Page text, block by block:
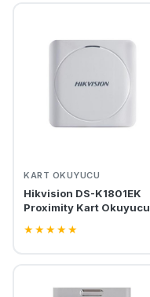
KART OKUYUCU
Hikvision DS-K1801EK
Proximity Kart Okuyucu
★★★★★